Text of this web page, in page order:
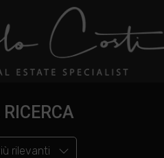
rilevanti